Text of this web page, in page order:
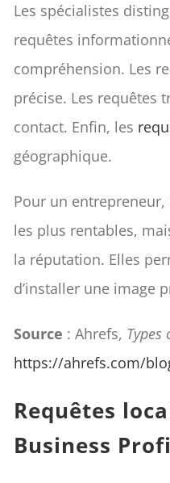
Les spécialistes
requêtes
compréhension. Les
précise. Les requêtes
contact. Enfin, les
géographique.
Pour un entrepreneur,
les plus rentables,
la réputation. Elles
d’installer une image
Source : Ahrefs, Types
https://ahrefs.com/
Requêtes
Business